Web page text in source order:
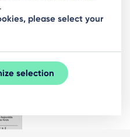
Rigas business
newsletter.
please select your
selection